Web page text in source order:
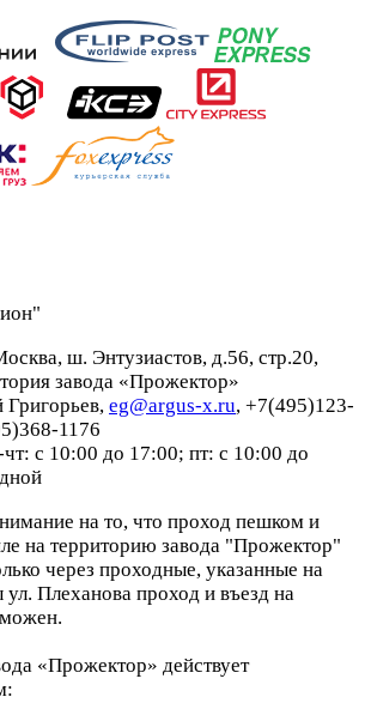
ш. Энтузиастов, д.56, стр.20,
завода «Прожектор»
Григорьев, eg@argus-x.ru, +7(495)123-
1176
с 10:00 до 17:00; пт: с 10:00 до
на то, что проход пешком и
на территорию завода "Прожектор"
через проходные, указанные на
Плеханова проход и въезд на
«Прожектор» действует